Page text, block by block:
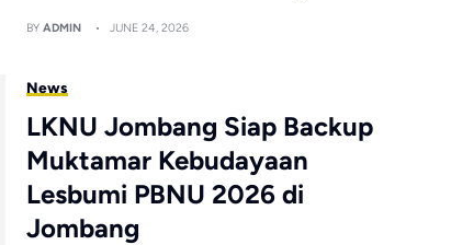
BYADMIN JUNE 24, 2026
News
LKNU Jombang Siap Backup
Muktamar Kebudayaan
Lesbumi PBNU 2026 di
Jombang